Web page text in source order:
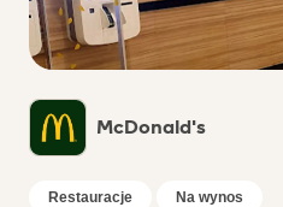
McDonald's
Restauracje Na wynos